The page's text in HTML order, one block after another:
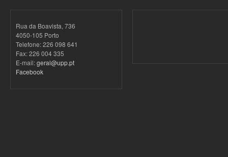
Rua da Boavista, 736
4050-105 Porto
Telefone: 226 098 641
Fax: 226 004 335
E-mail:geral@upp.pt
Facebook